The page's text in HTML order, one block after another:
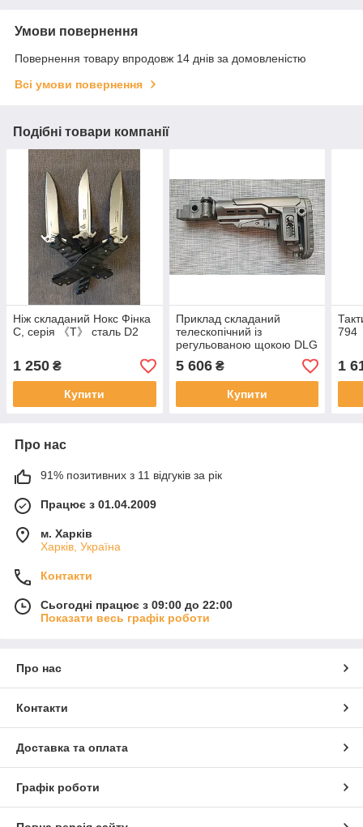
Умови повернення
Повернення товару впродовж 14 днів за домовленістю
Всі умови повернення
Подібні товари компанії
Ніж складаний Нокс Фінка
С, серія 《Т》 сталь D2
1 250 ₴
Купити
Приклад складаний
телескопічний із
регульованою щокою DLG
TBS TACTICAL PCP.
5 606₴
Купити
794
1
Про нас
91% позитивних з 11 відгуків за рік
Працює з 01.04.2009
м. Харків
Харків, Україна
Контакти
Сьогодні працює з 09:00 до 22:00
Показати весь графік роботи
Про нас
Контакти
Доставка та оплата
Графік роботи